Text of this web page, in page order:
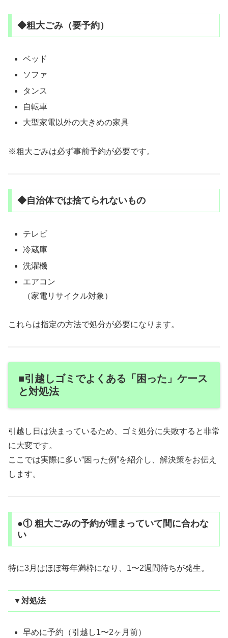
◆粗大ごみ（要予約）
ベッド
ソファ
タンス
自転車
大型家電以外の大きめの家具
※粗大ごみは必ず事前予約が必要です。
◆自治体では捨てられないもの
テレビ
冷蔵庫
洗濯機
エアコン
（家電リサイクル対象）
これらは指定の方法で処分が必要になります。
■引越しゴミでよくある「困った」ケース
と対処法
引越し日は決まっているため、ゴミ処分に失敗すると非常
に大変です。
ここでは実際に多い“困った例”を紹介し、解決策をお伝え
します。
●① 粗大ごみの予約が埋まっていて間に合わな
い
特に3月はほぼ毎年満枠になり、1〜2週間待ちが発生。
▼対処法
早めに予約（引越し1〜2ヶ月前）